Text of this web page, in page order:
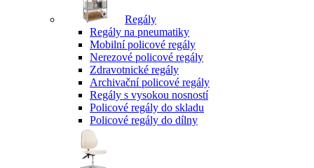
Regály
Regály na pneumatiky
Mobilní policové regály
Nerezové policové regály
Zdravotnické regály
Archivační policové regály
Regály s vysokou nosností
Policové regály do skladu
Policové regály do dílny